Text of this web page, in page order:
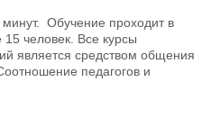
Обучение проходит в
человек. Все курсы
является средством общения
педагогов и